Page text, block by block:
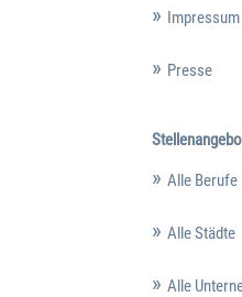
Impressum
Presse
Alle Berufe
Alle Städte
Alle